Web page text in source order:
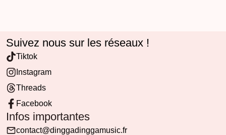
Suivez nous sur les réseaux !
Tiktok
Instagram
Threads
Facebook
Infos importantes
contact@dinggadinggamusic.fr